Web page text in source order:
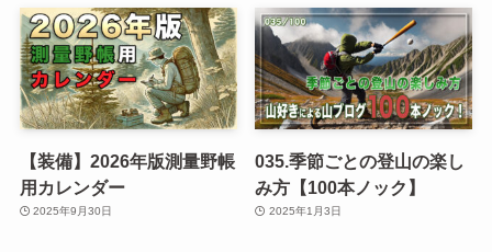
【装備】2026年版測量野帳
用カレンダー
2025年9月30日
035.季節ごとの登山の楽し
み方【100本ノック】
2025年1月3日